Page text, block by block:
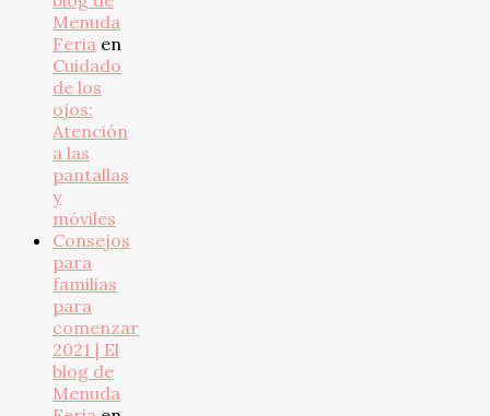
Menuda
Feria en
Cuidado
de los
ojos:
Atención
a las
pantallas
y
móviles
Consejos
para
familias
para
comenzar
2021 | El
blog de
Menuda